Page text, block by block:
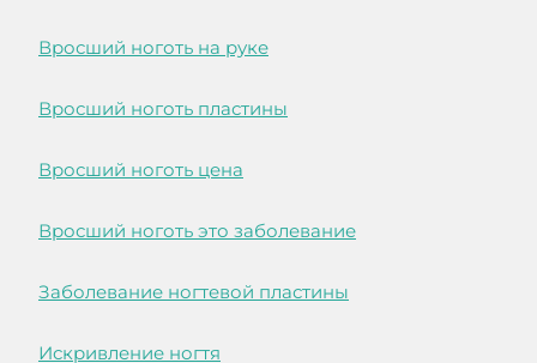
Вросший ноготь на руке
Вросший ноготь пластины
Вросший ноготь цена
Вросший ноготь это заболевание
Заболевание ногтевой пластины
Искривление ногтя